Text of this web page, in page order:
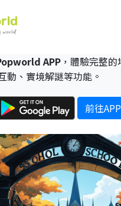
APP ，體驗完整
動、實境解謎等功能。
前往